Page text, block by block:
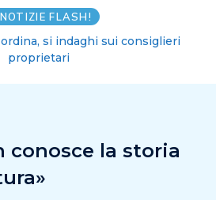
NOTIZIE FLASH!
si indaghi sui consiglieri
proprietari
conosce la storia